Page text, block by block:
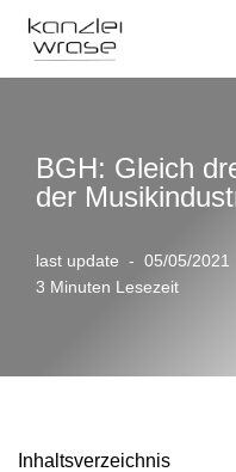
Zum
BGH: Gleich
der
last update 05/05/2021
3 Minuten Lesezeit
Inhaltsverzeichnis